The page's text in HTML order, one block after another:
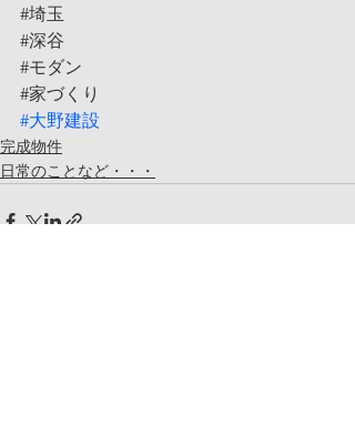
#埼玉
#深谷
#モダン
#家づくり
#大野建設
完成物件
日常のことなど・・・